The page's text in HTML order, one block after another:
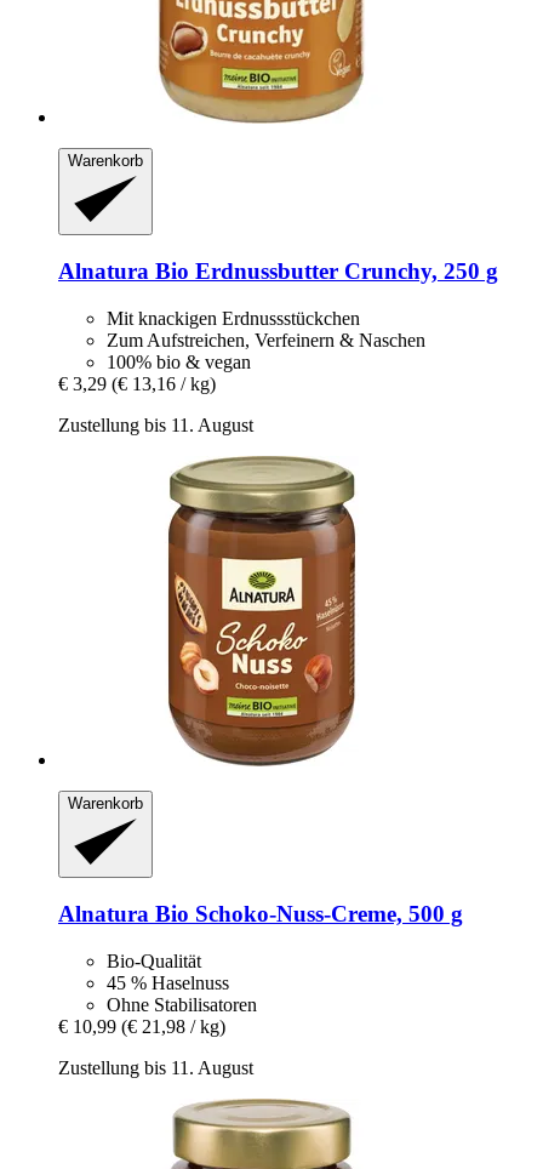
Warenkorb
Alnatura Bio Erdnussbutter Crunchy, 250 g
Mit knackigen Erdnussstückchen
Zum Aufstreichen, Verfeinern & Naschen
100% bio & vegan
€ 3,29 (€ 13,16 / kg)
Zustellung bis 11. August
Warenkorb
Alnatura Bio Schoko-​Nuss-​Creme, 500 g
Bio-Qualität
45 % Haselnuss
Ohne Stabilisatoren
€ 10,99 (€ 21,98 / kg)
Zustellung bis 11. August